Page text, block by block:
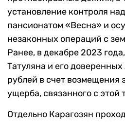
установление контроля
пансионатом «Весна» и
незаконных операций с
Ранее, в декабре 2023
Татуляна и его
рублей в счет возмещения
ущерба, связанного с этой
Отдельно Карагозян